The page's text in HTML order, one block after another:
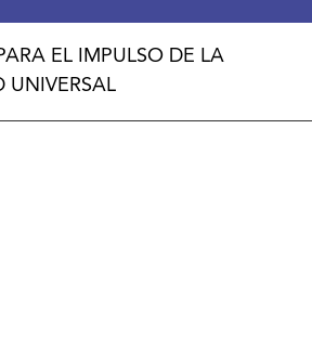
EL IMPULSO DE LA
UNIVERSAL